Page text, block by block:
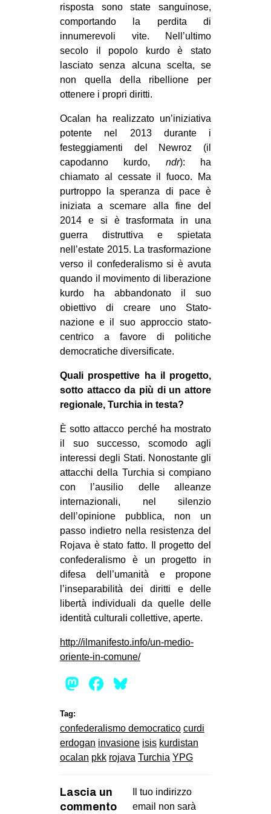
risposta sono state sanguinose,
comportando la perdita di
innumerevoli vite. Nell’ultimo
secolo il popolo kurdo è stato
lasciato senza alcuna scelta, se
non quella della ribellione per
ottenere i propri diritti.
Ocalan ha realizzato un’iniziativa
potente nel 2013 durante i
festeggiamenti del Newroz (il
capodanno kurdo, ndr): ha
chiamato al cessate il fuoco. Ma
purtroppo la speranza di pace è
iniziata a scemare alla fine del
2014 e si è trasformata in una
guerra distruttiva e spietata
nell’estate 2015. La trasformazione
verso il confederalismo si è avuta
quando il movimento di liberazione
kurdo ha abbandonato il suo
obiettivo di creare uno Stato-
nazione e il suo approccio stato-
centrico a favore di politiche
democratiche diversificate.
Quali prospettive ha il progetto,
sotto attacco da più di un attore
regionale, Turchia in testa?
È sotto attacco perché ha mostrato
il suo successo, scomodo agli
interessi degli Stati. Nonostante gli
attacchi della Turchia si compiano
con l’ausilio delle alleanze
internazionali, nel silenzio
dell’opinione pubblica, non un
passo indietro nella resistenza del
Rojava è stato fatto. Il progetto del
confederalismo è un progetto in
difesa dell’umanità e propone
l’inseparabilità dei diritti e delle
libertà individuali da quelle delle
identità culturali collettive, aperte.
http://ilmanifesto.info/un-medio-
oriente-in-comune/
Mastodon
Facebook
Tag:
confederalismo democratico curdi
erdogan invasione isis kurdistan
ocalan pkk rojava Turchia YPG
Lascia un
commento
Il tuo indirizzo
email non sarà